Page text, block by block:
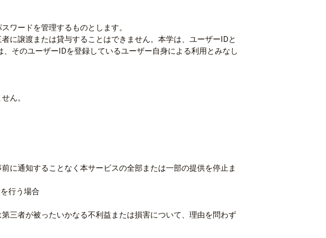
ワードを管理するものとします。
に譲渡または貸与することはできません。本学は、ユーザーIDと
そのユーザーIDを登録しているユーザー自身による利用とみなし
ん。
に通知することなく本サービスの全部または一部の提供を停止ま
行う場合
三者が被ったいかなる不利益または損害について、理由を問わず